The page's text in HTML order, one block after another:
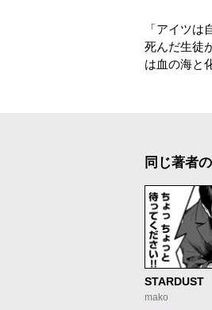
「アイツは
死んだ生徒
は血の海と
同じ著者
STARDUST
mako